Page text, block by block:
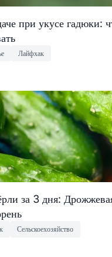
при укусе гадюки:
Лайфхак
за 3 дня:
Сельскоехозяйство